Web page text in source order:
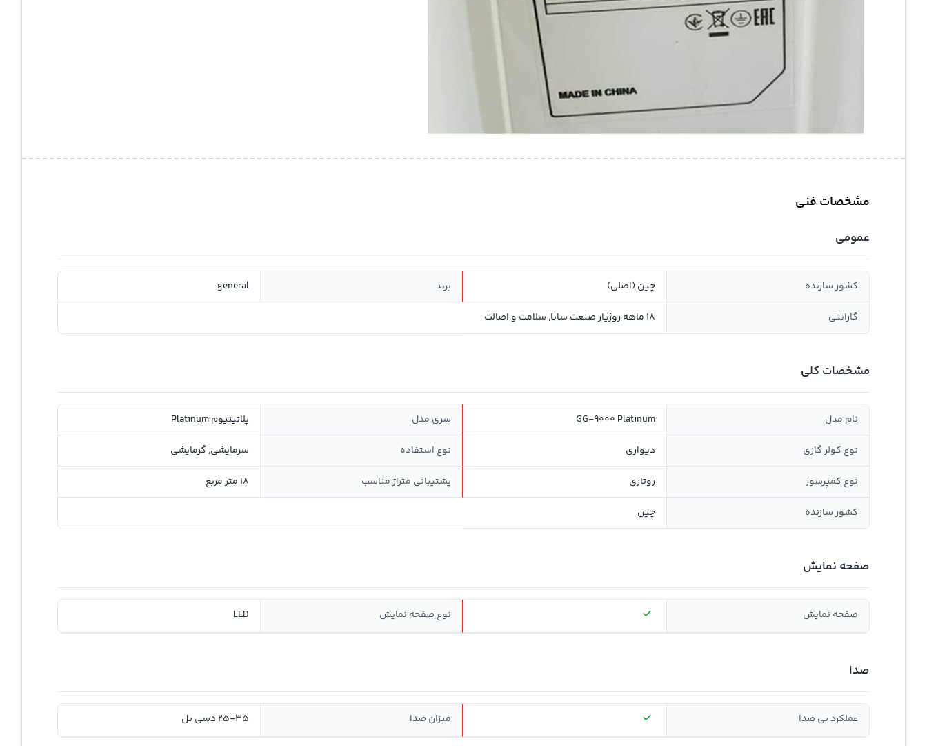
مشخصات فنی
عمومی
کشور سازنده چین (اصلی) برند general
گارانتی 18 ماهه روژیار صنعت سانا, سلامت و اصالت
مشخصات کلی
نام مدل GG-9000 Platinum سری مدل پلاتینیوم Platinum
نوع کولر گازی دیواری نوع استفاده سرمایشی, گرمایشی
نوع کمپرسور روتاری پشتیبانی متراژ مناسب 18 متر مربع
کشور سازنده چین
صفحه نمایش
صفحه نمایش نوع صفحه نمایش LED
صدا
عملکرد بی صدا میزان صدا 25-35 دسی بل